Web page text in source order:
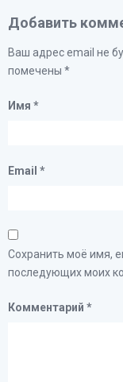
Добавить
Ваш адрес email не
помечены *
Имя *
Email *
Сохранить моё имя,
последующих моих
Комментарий *